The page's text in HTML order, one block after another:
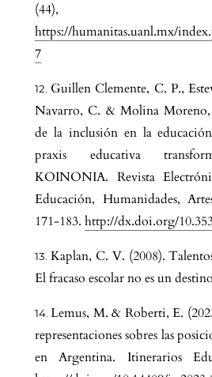
(44),
https://humanitas.uanl.mx/
7
Guillen Clemente, C. P.,
Navarro, C. & Molina Moreno,
de la inclusión en la
praxis educativa
KOINONIA. Revista
Educación, Humanidades,
171-183. http://dx.doi.org/
Kaplan, C. V. (2008).
El fracaso escolar no es un
Lemus, M. & Roberti, E.
representaciones sobres las
en Argentina. Itinerarios